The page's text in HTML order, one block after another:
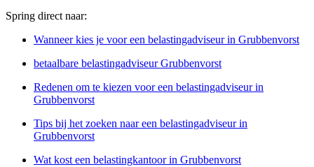
Spring direct naar:
Wanneer kies je voor een belastingadviseur in Grubbenvorst
betaalbare belastingadviseur Grubbenvorst
Redenen om te kiezen voor een belastingadviseur in
Grubbenvorst
Tips bij het zoeken naar een belastingadviseur in
Grubbenvorst
Wat kost een belastingkantoor in Grubbenvorst